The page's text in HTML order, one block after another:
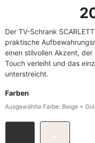
Der TV-Schrank
praktische
einen stilvollen Akzent, der
Touch verleiht und das
unterstreicht.
Farben
Ausgewählte Farbe: Beige +
Schwarz +Beige